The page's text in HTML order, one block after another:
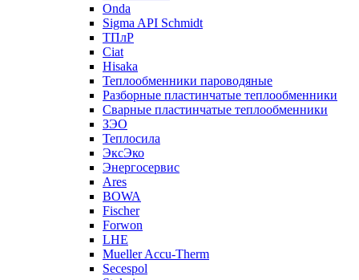
Onda
Sigma API Schmidt
ТПлР
Ciat
Hisaka
Теплообменники пароводяные
Разборные пластинчатые теплообменники
Сварные пластинчатые теплообменники
ЗЭО
Теплосила
ЭксЭко
Энергосервис
Ares
BOWA
Fischer
Forwon
LHE
Mueller Accu-Therm
Secespol